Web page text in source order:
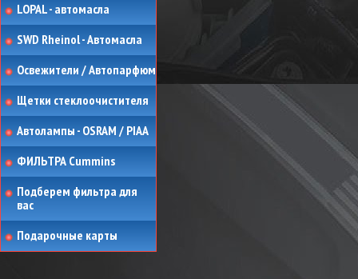
LOPAL - автомасла
SWD Rheinol - Автомасла
Освежители / Автопарфюм
Щетки стеклоочистителя
Автолампы - OSRAM / PIAA
ФИЛЬТРА Cummins
Подберем фильтра для
вас
Подарочные карты